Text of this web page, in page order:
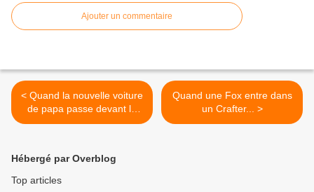
Ajouter un commentaire
< Quand la nouvelle voiture
de papa passe devant la
maison...
Quand une Fox entre dans
un Crafter... >
Hébergé par Overblog
Top articles